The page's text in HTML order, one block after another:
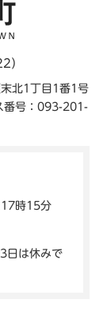
）
北1丁目1番1号
番号：093-201-
17時15分
日は休みで